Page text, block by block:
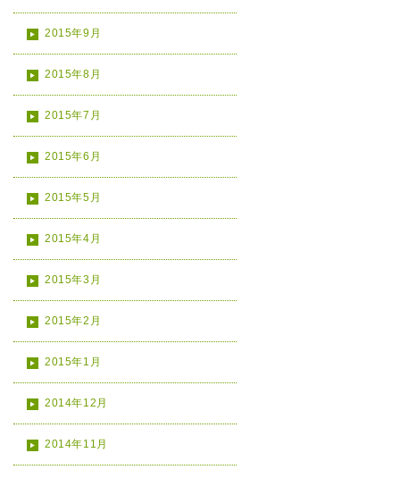
2015年9月
2015年8月
2015年7月
2015年6月
2015年5月
2015年4月
2015年3月
2015年2月
2015年1月
2014年12月
2014年11月